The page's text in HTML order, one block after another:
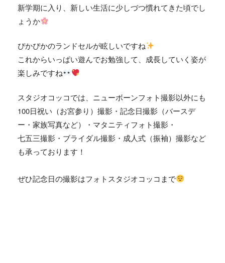
新学期に入り、新しい生活に少しづつ慣れてきた頃でし
ょうか
ぴかぴかのランドセルが眩しいですね
これからいっぱい遊んでお勉強して、成長していく姿が
楽しみですね
スタジオコッコでは、ニューボーンフォト撮影以外にも
100日祝い（お宮参り）撮影・記念日撮影（バースデ
ー・家族写真など）・マタニティフォト撮影・
七五三撮影・ブライダル撮影・成人式（振袖）撮影など
も承っております！
ぜひ記念日の撮影はフォトスタジオコッコまで